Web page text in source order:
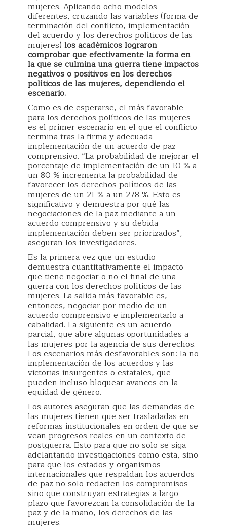
mujeres. Aplicando ocho modelos
diferentes, cruzando las variables (forma de
terminación del conflicto, implementación
del acuerdo y los derechos políticos de las
mujeres) los académicos lograron
comprobar que efectivamente la forma en
la que se culmina una guerra tiene impactos
negativos o positivos en los derechos
políticos de las mujeres, dependiendo el
escenario.
Como es de esperarse, el más favorable
para los derechos políticos de las mujeres
es el primer escenario en el que el conflicto
termina tras la firma y adecuada
implementación de un acuerdo de paz
comprensivo. “La probabilidad de mejorar el
porcentaje de implementación de un 10 % a
un 80 % incrementa la probabilidad de
favorecer los derechos políticos de las
mujeres de un 21 % a un 278 %. Esto es
significativo y demuestra por qué las
negociaciones de la paz mediante a un
acuerdo comprensivo y su debida
implementación deben ser priorizados”,
aseguran los investigadores.
Es la primera vez que un estudio
demuestra cuantitativamente el impacto
que tiene negociar o no el final de una
guerra con los derechos políticos de las
mujeres. La salida más favorable es,
entonces, negociar por medio de un
acuerdo comprensivo e implementarlo a
cabalidad. La siguiente es un acuerdo
parcial, que abre algunas oportunidades a
las mujeres por la agencia de sus derechos.
Los escenarios más desfavorables son: la no
implementación de los acuerdos y las
victorias insurgentes o estatales, que
pueden incluso bloquear avances en la
equidad de género.
Los autores aseguran que las demandas de
las mujeres tienen que ser trasladadas en
reformas institucionales en orden de que se
vean progresos reales en un contexto de
postguerra. Esto para que no solo se siga
adelantando investigaciones como esta, sino
para que los estados y organismos
internacionales que respaldan los acuerdos
de paz no solo redacten los compromisos
sino que construyan estrategias a largo
plazo que favorezcan la consolidación de la
paz y de la mano, los derechos de las
mujeres.